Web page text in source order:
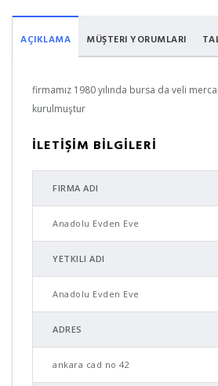
AÇIKLAMA MÜŞTERI YORUMLARI
firmamız 1980 yılında bursa da veli
kurulmuştur
İLETİŞİM BİLGİLERİ
FIRMA ADI
Anadolu Evden Eve
YETKILI ADI
Anadolu Evden Eve
ADRES
ankara cad no 42